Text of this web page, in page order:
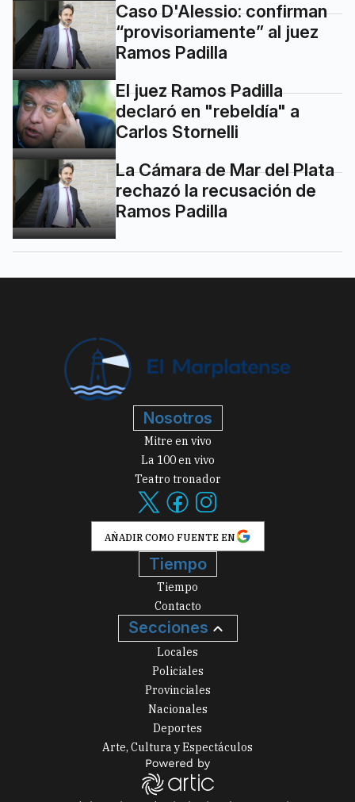
Caso D'Alessio: confirman
“provisoriamente” al juez
Ramos Padilla
El juez Ramos Padilla
declaró en "rebeldía" a
Carlos Stornelli
La Cámara de Mar del Plata
rechazó la recusación de
Ramos Padilla
Nosotros
Mitre en vivo
La 100 en vivo
Teatro tronador
AÑADIR COMO FUENTE EN
Tiempo
Tiempo
Contacto
Secciones
Locales
Policiales
Provinciales
Nacionales
Deportes
Arte, Cultura y Espectáculos